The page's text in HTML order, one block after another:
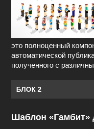
это полноценный
автоматической
полученного с
БЛОК 2
Шаблон «Гамбит»